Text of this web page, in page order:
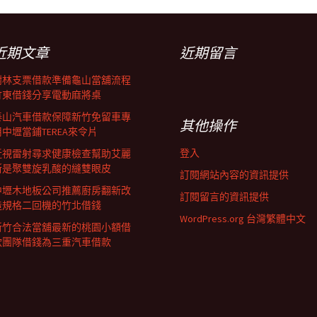
期文章
支票借款準備龜山當舖流程
東借錢分享電動麻將桌
山汽車借款保障新竹免留車專
壢當鋪TEREA來令片
雷射尋求健康檢查幫助艾麗
聚雙旋乳酸的縫雙眼皮
壢木地板公司推薦廚房翻新改
規格二回機的竹北借錢
竹合法當舖最新的桃園小額借
團隊借錢為三重汽車借款
近期留言
其他操作
登入
訂閱網站內容的資訊提供
訂閱留言的資訊提供
WordPress.org 台灣繁體中文